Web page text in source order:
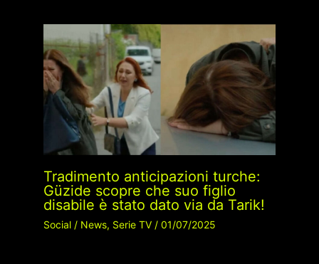
Tradimento anticipazioni turche:
Güzide scopre che suo figlio
disabile è stato dato via da Tarik!
Social/ News, Serie TV/ 01/07/2025